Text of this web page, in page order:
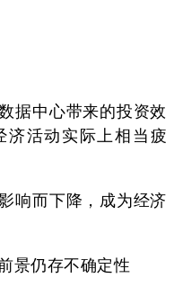
据中心带来的投资效
济活动实际上相当疲
响而下降，成为经济
景仍存不确定性